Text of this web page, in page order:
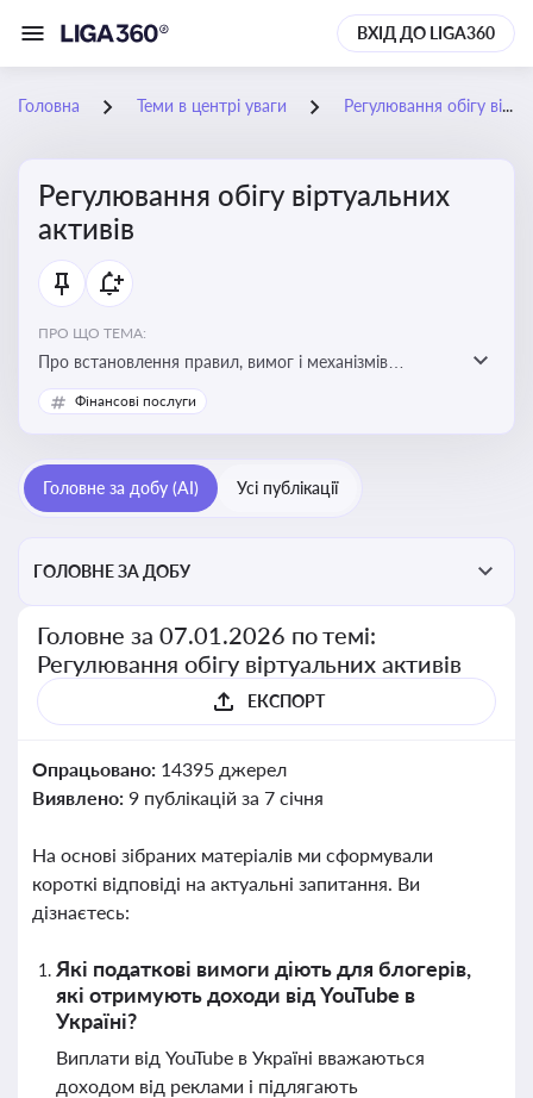
ВХІД ДО LIGA360
Головна Теми в центрі уваги Регулювання обігу віртуальних активів
Регулювання обігу віртуальних
активів
ПРО ЩО ТЕМА:
Про встановлення правил, вимог і механізмів
контролю за використанням, обігом та
оподаткуванням віртуальних активів, таких як
Фінансові послуги
Головне за добу (AI) Усі публікації
ГОЛОВНЕ ЗА ДОБУ
Головне за 07.01.2026 по темі:
Регулювання обігу віртуальних активів
ЕКСПОРТ
Опрацьовано: 14395 джерел
Виявлено: 9 публікацій за 7 січня
На основі зібраних матеріалів ми сформували
короткі відповіді на актуальні запитання. Ви
дізнаєтесь:
Які податкові вимоги діють для блогерів,
які отримують доходи від YouTube в
Україні?
Виплати від YouTube в Україні вважаються
доходом від реклами і підлягають